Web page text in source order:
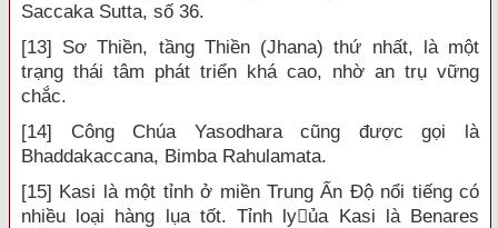
Saccaka Sutta, số 36.
[13] Sơ Thiền, tầng Thiền (Jhana) thứ nhất, là một
trạng thái tâm phát triển khá cao, nhờ an trụ vững
chắc.
[14] Công Chúa Yasodhara cũng được gọi là
Bhaddakaccana, Bimba Rahulamata.
[15] Kasi là một tỉnh ở miền Trung Ấn Độ nổi tiếng có
nhiều loại hàng lụa tốt. Tỉnh lyủa Kasi là Benares